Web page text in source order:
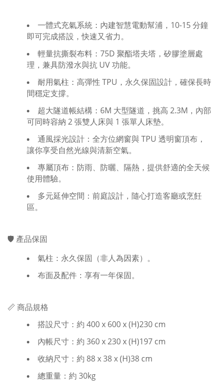
一體式充氣系統：內建智慧電動幫浦，10-15 分鐘
即可完成搭設，快速又省力。
輕量抗撕裂布料：75D 聚酯塔夫塔，矽膠塗層處
理，兼具防潑水與抗 UV 功能。
耐用氣柱：高彈性 TPU，永久保固設計，確保長時
間穩定支撐。
超大隧道帳結構：6M 大型隧道，挑高 2.3M，內部
可同時容納 2 張雙人床與 1 張單人床墊。
通風採光設計：全方位網窗與 TPU 透明窗頂布，
讓你享受自然光線與清新空氣。
專屬頂布：防雨、防曬、隔熱，提供舒適的全天候
使用體驗。
多元延伸空間：前庭設計，隨心打造客廳或烹飪
區。
🛡 產品保固
氣柱：永久保固（非人為因素）。
布面及配件：享有一年保固。
📏 商品規格
搭設尺寸：約 400 x 600 x (H)230 cm
內帳尺寸：約 360 x 230 x (H)197 cm
收納尺寸：約 88 x 38 x (H)38 cm
總重量：約 30kg